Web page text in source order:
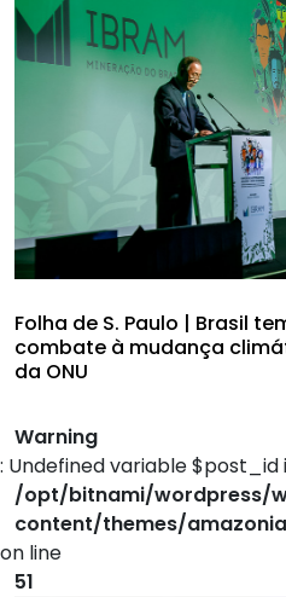
Folha de S. Paulo | Brasil
combate à mudança
da ONU
Warning
: Undefined variable $post_id
/opt/bitnami/wordpress/
content/themes/
on line
51